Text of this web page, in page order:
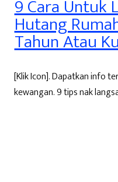
9 Cara Untuk
Hutang
Tahun Atau
[Klik Icon]. Dapatkan info
kewangan. 9 tips nak